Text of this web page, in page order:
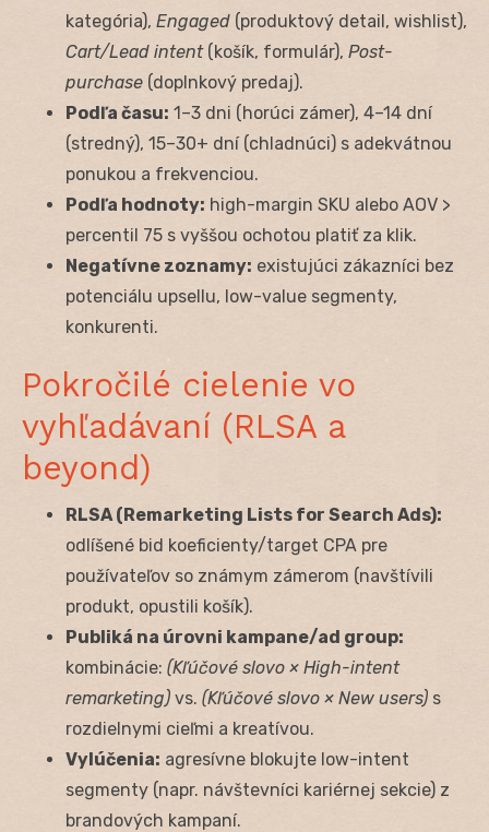
kategória), Engaged (produktový detail, wishlist),
Cart/Lead intent(košík, formulár), Post-
purchase (doplnkový predaj).
Podľa času: 1–3 dni (horúci zámer), 4–14 dní
(stredný), 15–30+ dní (chladnúci) s adekvátnou
ponukou a frekvenciou.
Podľa hodnoty: high-margin SKU alebo AOV >
percentil 75 s vyššou ochotou platiť za klik.
Negatívne zoznamy: existujúci zákazníci bez
potenciálu upsellu, low-value segmenty,
konkurenti.
Pokročilé cielenie vo
vyhľadávaní (RLSA a
beyond)
RLSA (Remarketing Lists for Search Ads):
odlíšené bid koeficienty/target CPA pre
používateľov so známym zámerom (navštívili
produkt, opustili košík).
Publiká na úrovni kampane/ad group:
kombinácie: (Kľúčové slovo × High-intent
remarketing) vs. (Kľúčové slovo × New users) s
rozdielnymi cieľmi a kreatívou.
Vylúčenia: agresívne blokujte low-intent
segmenty (napr. návštevníci kariérnej sekcie) z
brandových kampaní.